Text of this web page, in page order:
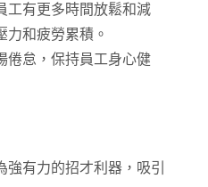
工有更多時間放鬆和減
力和疲勞累積。
倦怠，保持員工身心健
強有力的招才利器，吸引